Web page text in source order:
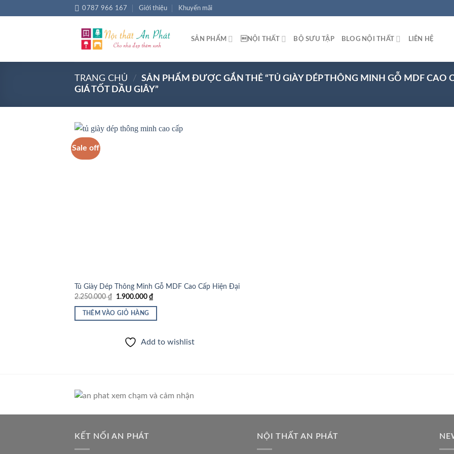
đến
0787 966 167 Giới thiệu Khuyến mãi
SẢN PHẨM NỘI THẤT BỘ SƯU TẬP BLOG NỘI THẤT LIÊN HỆ
TRANG CHỦ / SẢN PHẨM ĐƯỢC GẮN THẺ “TỦ GIÀY DÉP THÔNG MINH GỖ MDF CAO
GIÁ TỐT DẦU GIÂY”
Sale off
Tủ Giày Dép Thông Minh Gỗ MDF Cao Cấp Hiện Đại
2.250.000₫
Giá
là:
2.250.000 ₫.
1.900.000₫
THÊM VÀO GIỎ HÀNG
Add to wishlist
KẾT NỐI AN PHÁT NỘI THẤT AN PHÁT